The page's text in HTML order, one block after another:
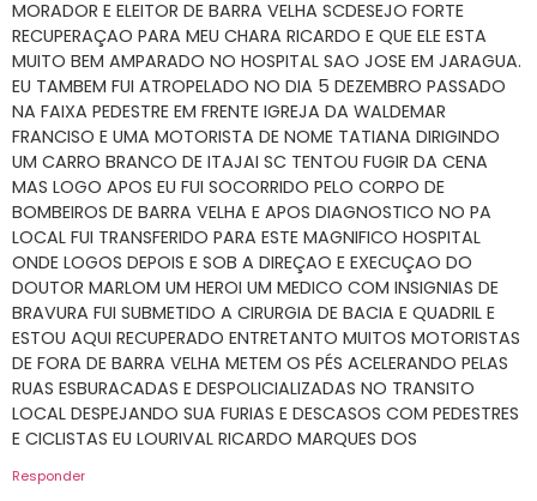
MORADOR E ELEITOR DE BARRA VELHA SCDESEJO FORTE
RECUPERAÇAO PARA MEU CHARA RICARDO E QUE ELE ESTA
MUITO BEM AMPARADO NO HOSPITAL SAO JOSE EM JARAGUA.
EU TAMBEM FUI ATROPELADO NO DIA 5 DEZEMBRO PASSADO
NA FAIXA PEDESTRE EM FRENTE IGREJA DA WALDEMAR
FRANCISO E UMA MOTORISTA DE NOME TATIANA DIRIGINDO
UM CARRO BRANCO DE ITAJAI SC TENTOU FUGIR DA CENA
MAS LOGO APOS EU FUI SOCORRIDO PELO CORPO DE
BOMBEIROS DE BARRA VELHA E APOS DIAGNOSTICO NO PA
LOCAL FUI TRANSFERIDO PARA ESTE MAGNIFICO HOSPITAL
ONDE LOGOS DEPOIS E SOB A DIREÇAO E EXECUÇAO DO
DOUTOR MARLOM UM HEROI UM MEDICO COM INSIGNIAS DE
BRAVURA FUI SUBMETIDO A CIRURGIA DE BACIA E QUADRIL E
ESTOU AQUI RECUPERADO ENTRETANTO MUITOS MOTORISTAS
DE FORA DE BARRA VELHA METEM OS PÉS ACELERANDO PELAS
RUAS ESBURACADAS E DESPOLICIALIZADAS NO TRANSITO
LOCAL DESPEJANDO SUA FURIAS E DESCASOS COM PEDESTRES
E CICLISTAS EU LOURIVAL RICARDO MARQUES DOS
Responder